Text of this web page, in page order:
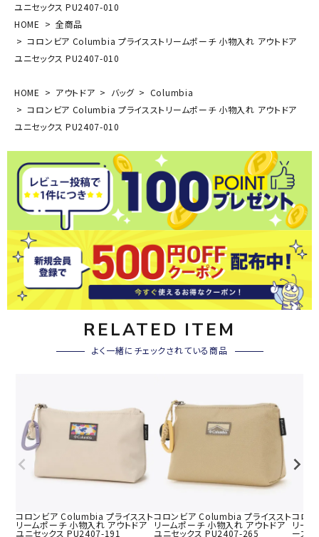
ユニセックス PU2407-010
HOME
全商品
コロンビア Columbia プライスストリームポーチ 小物入れ アウトドア
ユニセックス PU2407-010
HOME アウトドア バッグ
Columbia
コロンビア Columbia プライスストリームポーチ 小物入れ アウトドア
ユニセックス PU2407-010
RELATED ITEM
よく一緒にチェックされている商品
コロンビア Columbia プライススト
リームポーチ 小物入れ アウトドア
ユニセックス PU2407-191
コロンビア Columbia プライススト
リームポーチ 小物入れ アウトドア
ユニセックス PU2407-265
コロ
リー
ース